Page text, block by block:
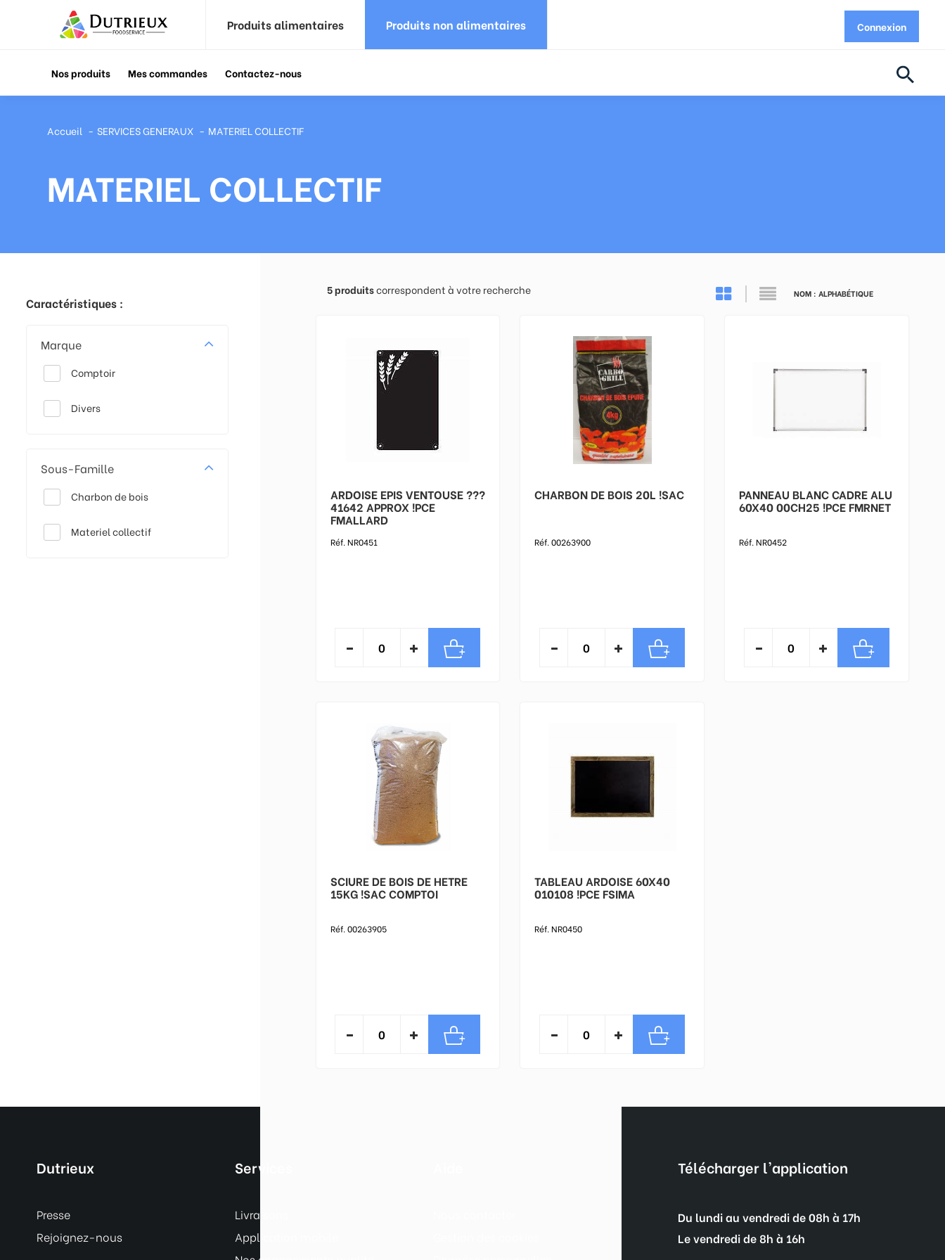
Produits alimentaires Produits non alimentaires Connexion
Nos produits Mes commandes Contactez-nous
Accueil SERVICES GENERAUX MATERIEL COLLECTIF
MATERIEL COLLECTIF
Caractéristiques :
Marque
Comptoir
Divers
Sous-Famille
Charbon de bois
Materiel collectif
5produitscorrespondent à votre recherche
ARDOISE EPIS VENTOUSE ???
41642 APPROX !PCE
FMALLARD
Réf. NR0451
CHARBON DE BOIS 20L !SAC
Réf. 00263900
PANNEAU BLANC CADRE ALU
60X40 00CH25 !PCE FMRNET
Réf. NR0452
SCIURE DE BOIS DE HETRE
15KG !SAC COMPTOI
Réf. 00263905
TABLEAU ARDOISE 60X40
010108 !PCE FSIMA
Réf. NR0450
Dutrieux
Presse
Rejoignez-nous
Services
Livraisons
Application mobile
Télécharger l'application
Du lundi au vendredi de 08h à 17h
Le vendredi de 8h à 16h